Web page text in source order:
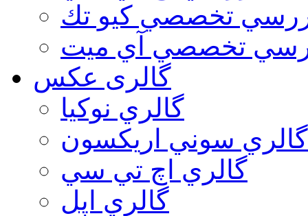
تخصصي كيو تك
تخصصي آي ميت
گالری عکس
گالري نوكيا
گالري سوني اريكسون
گالري اچ تي سي
گالري اپل